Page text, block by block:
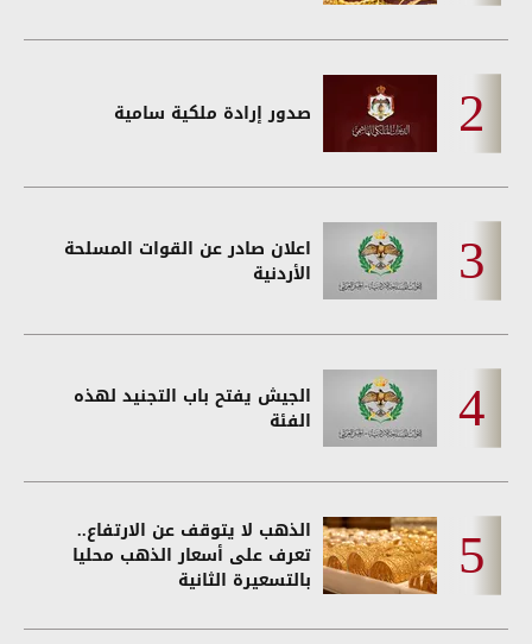
صدور إرادة ملكية سامية
اعلان صادر عن القوات المسلحة
الأردنية
الجيش يفتح باب التجنيد لهذه
الفئة
الذهب لا يتوقف عن الارتفاع..
تعرف على أسعار الذهب محليا
بالتسعيرة الثانية